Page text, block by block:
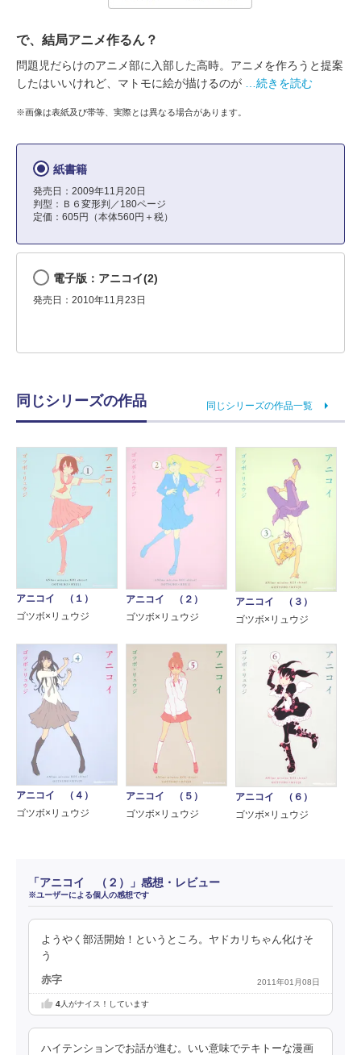
で、結局アニメ作るん？
問題児だらけのアニメ部に入部した高時。アニメを作ろうと提案
したはいいけれど、マトモに絵が描けるのが
…続きを読む
※画像は表紙及び帯等、実際とは異なる場合があります。
紙書籍
発売日：2009年11月20日
判型：Ｂ６変形判／180ページ
定価：605円（本体560円＋税）
電子版：アニコイ(2)
発売日：2010年11月23日
同じシリーズの作品 同じシリーズの作品一覧
アニコイ （１）
ゴツボ×リュウジ
アニコイ （２）
ゴツボ×リュウジ
アニコイ （３）
ゴツボ×リュウジ
アニコイ （４）
ゴツボ×リュウジ
アニコイ （５）
ゴツボ×リュウジ
アニコイ （６）
ゴツボ×リュウジ
「アニコイ （２）」感想・レビュー
※ユーザーによる個人の感想です
ようやく部活開始！というところ。ヤドカリちゃん化けそ
う
赤字 2011年01月08日
4人がナイス！しています
ハイテンションでお話が進む。いい意味でテキトーな漫画